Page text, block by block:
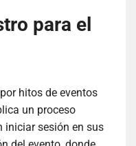
para el
hitos de eventos
un proceso
iniciar sesión en sus